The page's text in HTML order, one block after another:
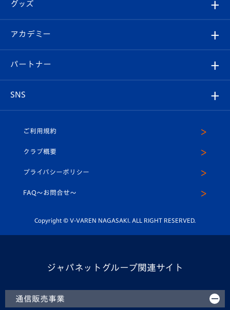
チケット
イベント
メディア
ホームタウン
スタッフプロフィール
マスコット紹介
平和祈念活動
ホームタウン活動
Revive Team
ヴィヴィくんの長崎おもてなしガイド
フォトギャラリー
スタジアムグルメ
V-LOVERS（ファンクラブ）
プレイヤーズスイート
グッズ
オンラインショップ
店舗情報
アカデミー
育成からのお知らせ
U-18
スクール
パートナー
SNS
ヴィヴィくんインスタグラム
公式LINE＠
ご利用規約
クラブ概要
プライバシーポリシー
FAQ〜お問合せ〜
Copyright © V-VAREN NAGASAKI. ALL RIGHT RESERVED.
ジャパネットグループ関連サイト
通信販売事業